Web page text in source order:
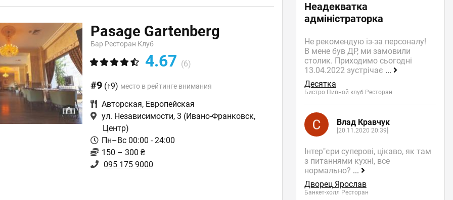
Pasage Gartenberg
Бар Ресторан Клуб
4.67 (6)
#9 (↑9) место в рейтинге внимания
Авторская, Европейская
ул. Независимости, 3 (Ивано-Франковск,
Центр)
Пн–Вс 00:00 - 24:00
150 – 300 ₴
095 175 9000
Неадекватка
адміністраторка
Не рекомендую із-за персоналу!
В мене був ДР, ми замовили
столик. Приходимо сьогодні
13.04.2022 зустрічає ...
Десятка
Бистро Пивной клуб Ресторан
Влад Кравчук
[20.11.2020 20:39]
Інтер"єри суперові, цікаво, як там
з питаннями кухні, все
нормально? ...
Дворец Ярослав
Банкет-холл Ресторан